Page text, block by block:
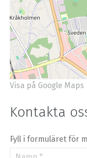
+
−
©
»
Visa på Google Maps
Kontakta
Fyll i formuläret för